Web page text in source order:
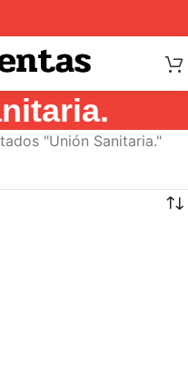
"Unión Sanitaria."